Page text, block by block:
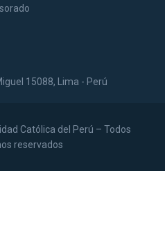
15088, Lima - Perú
Católica del Perú – Todos
reservados